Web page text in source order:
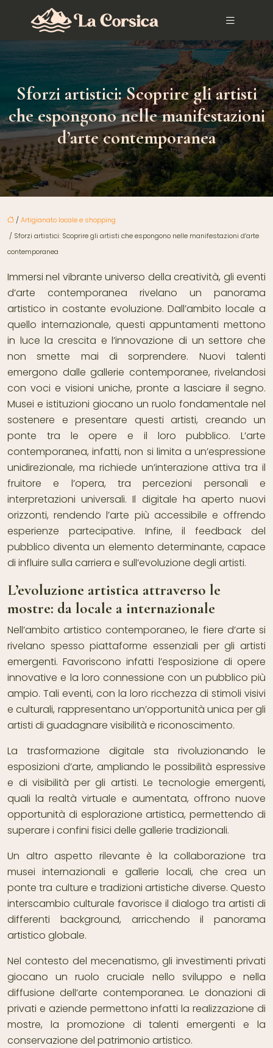
Sforzi artistici: Scoprire gli artisti
che espongono nelle manifestazioni
d’arte contemporanea
/Artigianato locale e shopping
/ Sforzi artistici: Scoprire gli artisti che espongono nelle manifestazioni d’arte
contemporanea
Immersi nel vibrante universo della creatività, gli eventi
d’arte contemporanea rivelano un panorama
artistico in costante evoluzione. Dall’ambito locale a
quello internazionale, questi appuntamenti mettono
in luce la crescita e l’innovazione di un settore che
non smette mai di sorprendere. Nuovi talenti
emergono dalle gallerie contemporanee, rivelandosi
con voci e visioni uniche, pronte a lasciare il segno.
Musei e istituzioni giocano un ruolo fondamentale nel
sostenere e presentare questi artisti, creando un
ponte tra le opere e il loro pubblico. L’arte
contemporanea, infatti, non si limita a un’espressione
unidirezionale, ma richiede un’interazione attiva tra il
fruitore e l’opera, tra percezioni personali e
interpretazioni universali. Il digitale ha aperto nuovi
orizzonti, rendendo l’arte più accessibile e offrendo
esperienze partecipative. Infine, il feedback del
pubblico diventa un elemento determinante, capace
di influire sulla carriera e sull’evoluzione degli artisti.
L’evoluzione artistica attraverso le
mostre: da locale a internazionale
Nell’ambito artistico contemporaneo, le fiere d’arte si
rivelano spesso piattaforme essenziali per gli artisti
emergenti. Favoriscono infatti l’esposizione di opere
innovative e la loro connessione con un pubblico più
ampio. Tali eventi, con la loro ricchezza di stimoli visivi
e culturali, rappresentano un’opportunità unica per gli
artisti di guadagnare visibilità e riconoscimento.
La trasformazione digitale sta rivoluzionando le
esposizioni d’arte, ampliando le possibilità espressive
e di visibilità per gli artisti. Le tecnologie emergenti,
quali la realtà virtuale e aumentata, offrono nuove
opportunità di esplorazione artistica, permettendo di
superare i confini fisici delle gallerie tradizionali.
Un altro aspetto rilevante è la collaborazione tra
musei internazionali e gallerie locali, che crea un
ponte tra culture e tradizioni artistiche diverse. Questo
interscambio culturale favorisce il dialogo tra artisti di
differenti background, arricchendo il panorama
artistico globale.
Nel contesto del mecenatismo, gli investimenti privati
giocano un ruolo cruciale nello sviluppo e nella
diffusione dell’arte contemporanea. Le donazioni di
privati e aziende permettono infatti la realizzazione di
mostre, la promozione di talenti emergenti e la
conservazione del patrimonio artistico.